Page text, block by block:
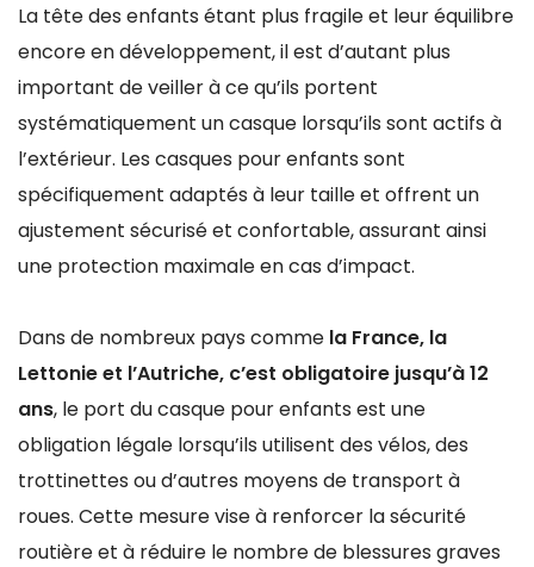
La tête des enfants étant plus fragile et leur équilibre
encore en développement, il est d’autant plus
important de veiller à ce qu’ils portent
systématiquement un casque lorsqu’ils sont actifs à
l’extérieur. Les casques pour enfants sont
spécifiquement adaptés à leur taille et offrent un
ajustement sécurisé et confortable, assurant ainsi
une protection maximale en cas d’impact.
Dans de nombreux pays comme la France, la
Lettonie et l’Autriche, c’est obligatoire jusqu’à 12
ans, le port du casque pour enfants est une
obligation légale lorsqu’ils utilisent des vélos, des
trottinettes ou d’autres moyens de transport à
roues. Cette mesure vise à renforcer la sécurité
routière et à réduire le nombre de blessures graves